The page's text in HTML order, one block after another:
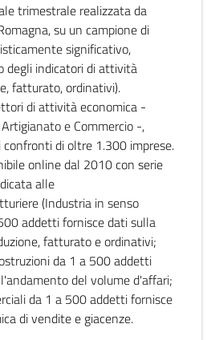
trimestrale realizzata da
su un campione di
significativo,
degli indicatori di attività
fatturato, ordinativi).
di attività economica -
e Commercio -,
confronti di oltre 1.300 imprese.
online dal 2010 con serie
alle
(Industria in senso
addetti fornisce dati sulla
fatturato e ordinativi;
da 1 a 500 addetti
del volume d'affari;
da 1 a 500 addetti fornisce
di vendite e giacenze.